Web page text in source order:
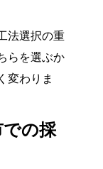
法選択の重
らを選ぶか
変わりま
での採